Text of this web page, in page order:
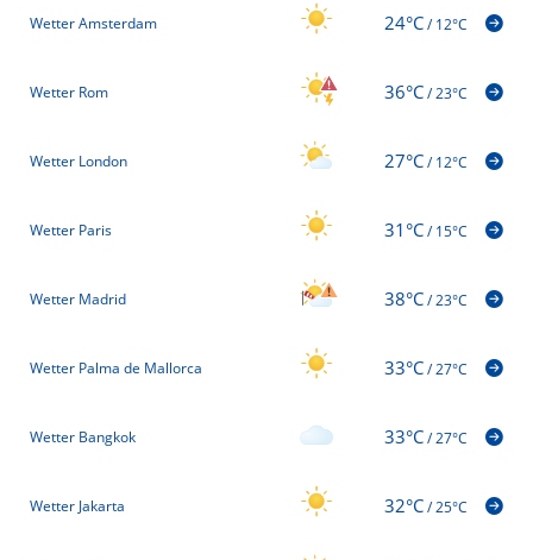
Wetter Amsterdam 24°C/12°C
Wetter Rom 36°C/23°C
Wetter London 27°C/12°C
Wetter Paris 31°C/15°C
Wetter Madrid 38°C/23°C
Wetter Palma de Mallorca 33°C/27°C
Wetter Bangkok 33°C/27°C
Wetter Jakarta 32°C/25°C